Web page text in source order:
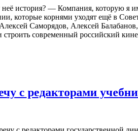
история? — Компания, которую я
которые корнями уходят ещё в
Саморядов, Алексей
современный российский
с редакторами